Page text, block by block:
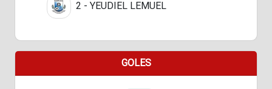
2 - YEUDIEL LEMUEL
GOLES